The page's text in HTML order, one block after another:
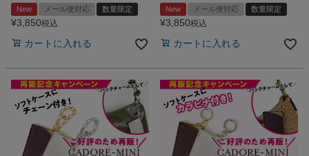
New メール便対応 数量限定
¥3,850税込
カートに入れる
New メール便対応 数量限定
¥3,850税込
カートに入れる